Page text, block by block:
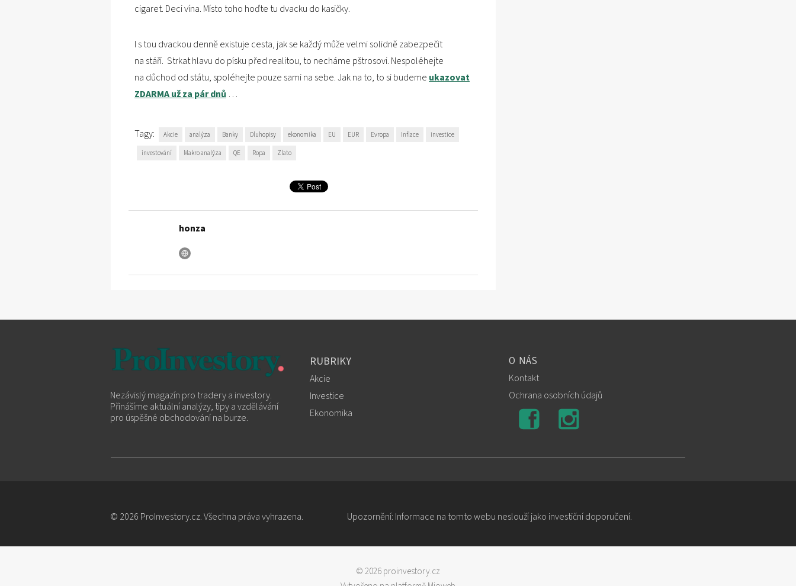
cigaret. Deci vína. Místo toho hoďte tu dvacku do kasičky.
I s tou dvackou denně existuje cesta, jak se každý může velmi solidně zabezpečit
na stáří. Strkat hlavu do písku před realitou, to necháme pštrosovi. Nespoléhejte
na důchod od státu, spoléhejte pouze sami na sebe. Jak na to, to si budeme ukazovat
ZDARMA už za pár dnů …
Tagy: Akcie analýza Banky Dluhopisy ekonomika EU EUR Evropa Inflace investice
investování Makro analýza QE Ropa Zlato
honza
Nezávislý magazín pro tradery a investory.
Přinášíme aktuální analýzy, tipy a vzdělávání
pro úspěšné obchodování na burze.
RUBRIKY
Akcie
Investice
Ekonomika
O NÁS
Kontakt
Ochrana osobních údajů
© 2026 ProInvestory.cz. Všechna práva vyhrazena. Upozornění: Informace na tomto webu neslouží jako investiční doporučení.
© 2026 proinvestory.cz